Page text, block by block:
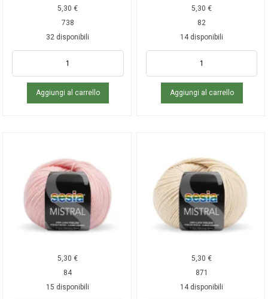
5,30€
738
32 disponibili
Aggiungi al carrello
5,30€
82
14 disponibili
Aggiungi al carrello
5,30€
84
15 disponibili
5,30€
871
14 disponibili